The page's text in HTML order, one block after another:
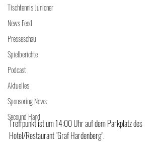
Tischtennis Junioner
News Feed
Presseschau
Spielberichte
Podcast
Aktuelles
Sponsoring News
Secound Hand
Treffpunkt ist um 14:00 Uhr auf dem Parkplatz des
Hotel/Restaurant "Graf Hardenberg".